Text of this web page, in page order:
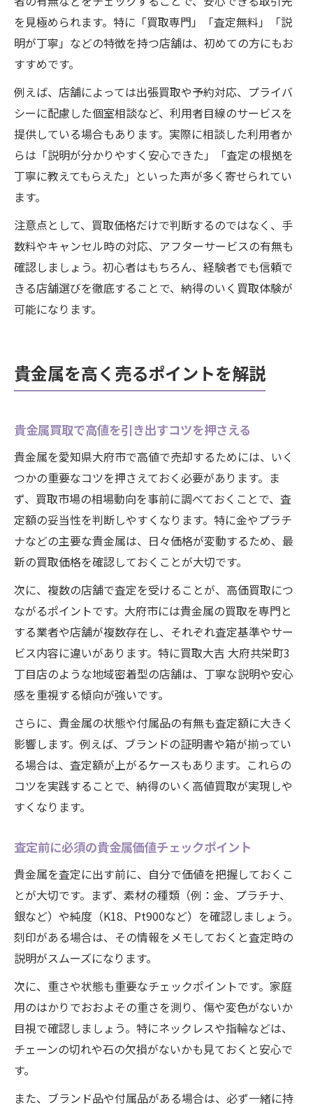
を見極められます。特に「買取専門」「査定無料」「説
明が丁寧」などの特徴を持つ店舗は、初めての方にもお
すすめです。
例えば、店舗によっては出張買取や予約対応、プライバ
シーに配慮した個室相談など、利用者目線のサービスを
提供している場合もあります。実際に相談した利用者か
らは「説明が分かりやすく安心できた」「査定の根拠を
丁寧に教えてもらえた」といった声が多く寄せられてい
ます。
注意点として、買取価格だけで判断するのではなく、手
数料やキャンセル時の対応、アフターサービスの有無も
確認しましょう。初心者はもちろん、経験者でも信頼で
きる店舗選びを徹底することで、納得のいく買取体験が
可能になります。
貴金属を高く売るポイントを解説
貴金属買取で高値を引き出すコツを押さえる
貴金属を愛知県大府市で高値で売却するためには、いく
つかの重要なコツを押さえておく必要があります。ま
ず、買取市場の相場動向を事前に調べておくことで、査
定額の妥当性を判断しやすくなります。特に金やプラチ
ナなどの主要な貴金属は、日々価格が変動するため、最
新の買取価格を確認しておくことが大切です。
次に、複数の店舗で査定を受けることが、高価買取につ
ながるポイントです。大府市には貴金属の買取を専門と
する業者や店舗が複数存在し、それぞれ査定基準やサー
ビス内容に違いがあります。特に買取大吉 大府共栄町3
丁目店のような地域密着型の店舗は、丁寧な説明や安心
感を重視する傾向が強いです。
さらに、貴金属の状態や付属品の有無も査定額に大きく
影響します。例えば、ブランドの証明書や箱が揃ってい
る場合は、査定額が上がるケースもあります。これらの
コツを実践することで、納得のいく高値買取が実現しや
すくなります。
査定前に必須の貴金属価値チェックポイント
貴金属を査定に出す前に、自分で価値を把握しておくこ
とが大切です。まず、素材の種類（例：金、プラチナ、
銀など）や純度（K18、Pt900など）を確認しましょう。
刻印がある場合は、その情報をメモしておくと査定時の
説明がスムーズになります。
次に、重さや状態も重要なチェックポイントです。家庭
用のはかりでおおよその重さを測り、傷や変色がないか
目視で確認しましょう。特にネックレスや指輪などは、
チェーンの切れや石の欠損がないかも見ておくと安心で
す。
また、ブランド品や付属品がある場合は、必ず一緒に持